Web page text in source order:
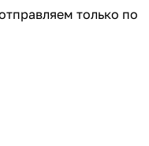
только по